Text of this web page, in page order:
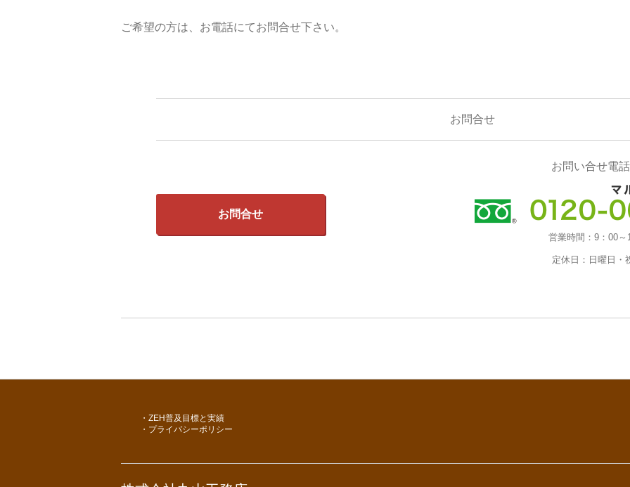
ご希望の方は、お電話にてお問合せ下さい。
お問合せ
お問合せ
お問い合せ電
営業時間： 9：00～
定休日： 日曜日・
ZEH普及目標と実績
プライバシーポリシー